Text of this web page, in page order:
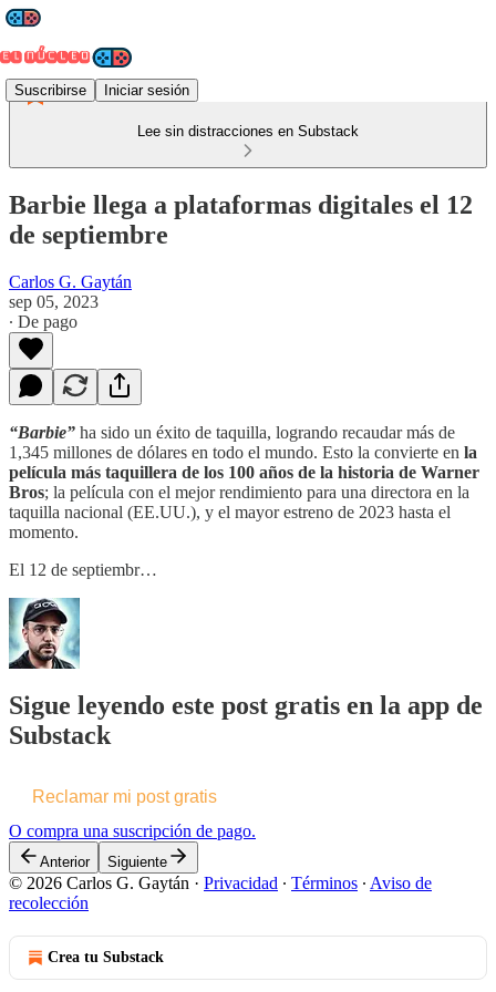
Suscribirse Iniciar sesión
Lee sin distracciones en Substack
Barbie llega a plataformas digitales el 12
de septiembre
Carlos G. Gaytán
sep 05, 2023
∙ De pago
“Barbie” ha sido un éxito de taquilla, logrando recaudar más de
1,345 millones de dólares en todo el mundo. Esto la convierte en la
película más taquillera de los 100 años de la historia de Warner
Bros; la película con el mejor rendimiento para una directora en la
taquilla nacional (EE.UU.), y el mayor estreno de 2023 hasta el
momento.
El 12 de septiembr…
Sigue leyendo este post gratis en la app de
Substack
Reclamar mi post gratis
O compra una suscripción de pago.
Anterior Siguiente
© 2026 Carlos G. Gaytán · Privacidad ∙ Términos ∙ Aviso de
recolección
Crea tu Substack